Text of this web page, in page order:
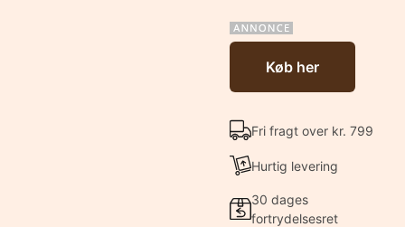
Køb her
Fri fragt over kr. 799
Hurtig levering
30 dages
fortrydelsesret